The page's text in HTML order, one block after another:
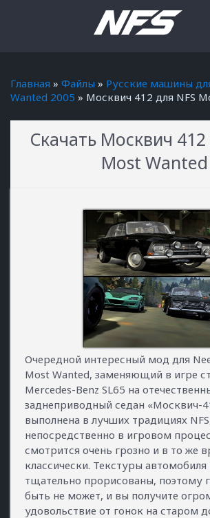
Главная » Файлы » Русские машины
Wanted 2005 » Москвич 412 для NFS
Скачать Москвич
Most Wanted
Очередной интересный мод для
Most Wanted, заменяющий в игре
Mercedes-Benz SL65 на
заднеприводный седан «Москвич-
выполнена в лучших традициях
непосредственно в игровом
смотрится очень грозно и в то же
классически. Текстуры автомобиля
тщательно прорисованы, поэтому
быть не может, и вы получите
удовольствие от гонок на старом